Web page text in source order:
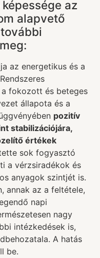
az
alapvető
az energetikus és a
fokozott és beteges
állapota és a
pozitív
stabilizációjára,
értékek
sok fogyasztó
a vérzsiradékok és
anyagok szintjét is.
annak az a feltétele,
napi
nagy
intézkedések is,
A hatás
be.